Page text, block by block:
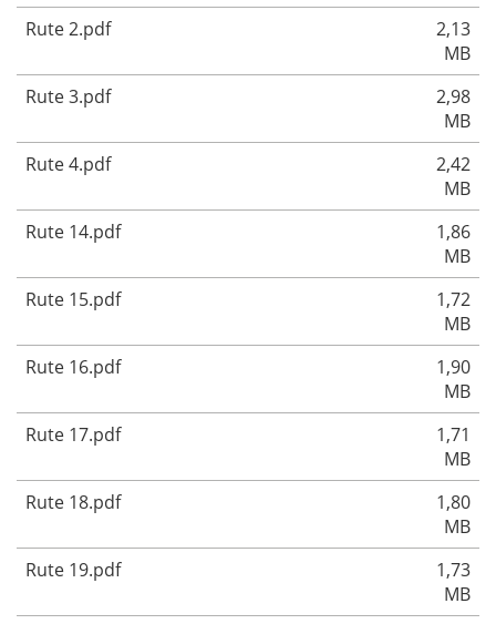
Rute 2.pdf
2,13
MB
Rute 3.pdf
2,98
MB
Rute 4.pdf
2,42
MB
Rute 14.pdf
1,86
MB
Rute 15.pdf
1,72
MB
Rute 16.pdf
1,90
MB
Rute 17.pdf
1,71
MB
Rute 18.pdf
1,80
MB
Rute 19.pdf
1,73
MB